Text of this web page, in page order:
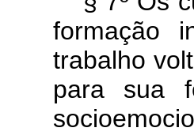
formação
trabalho
para sua